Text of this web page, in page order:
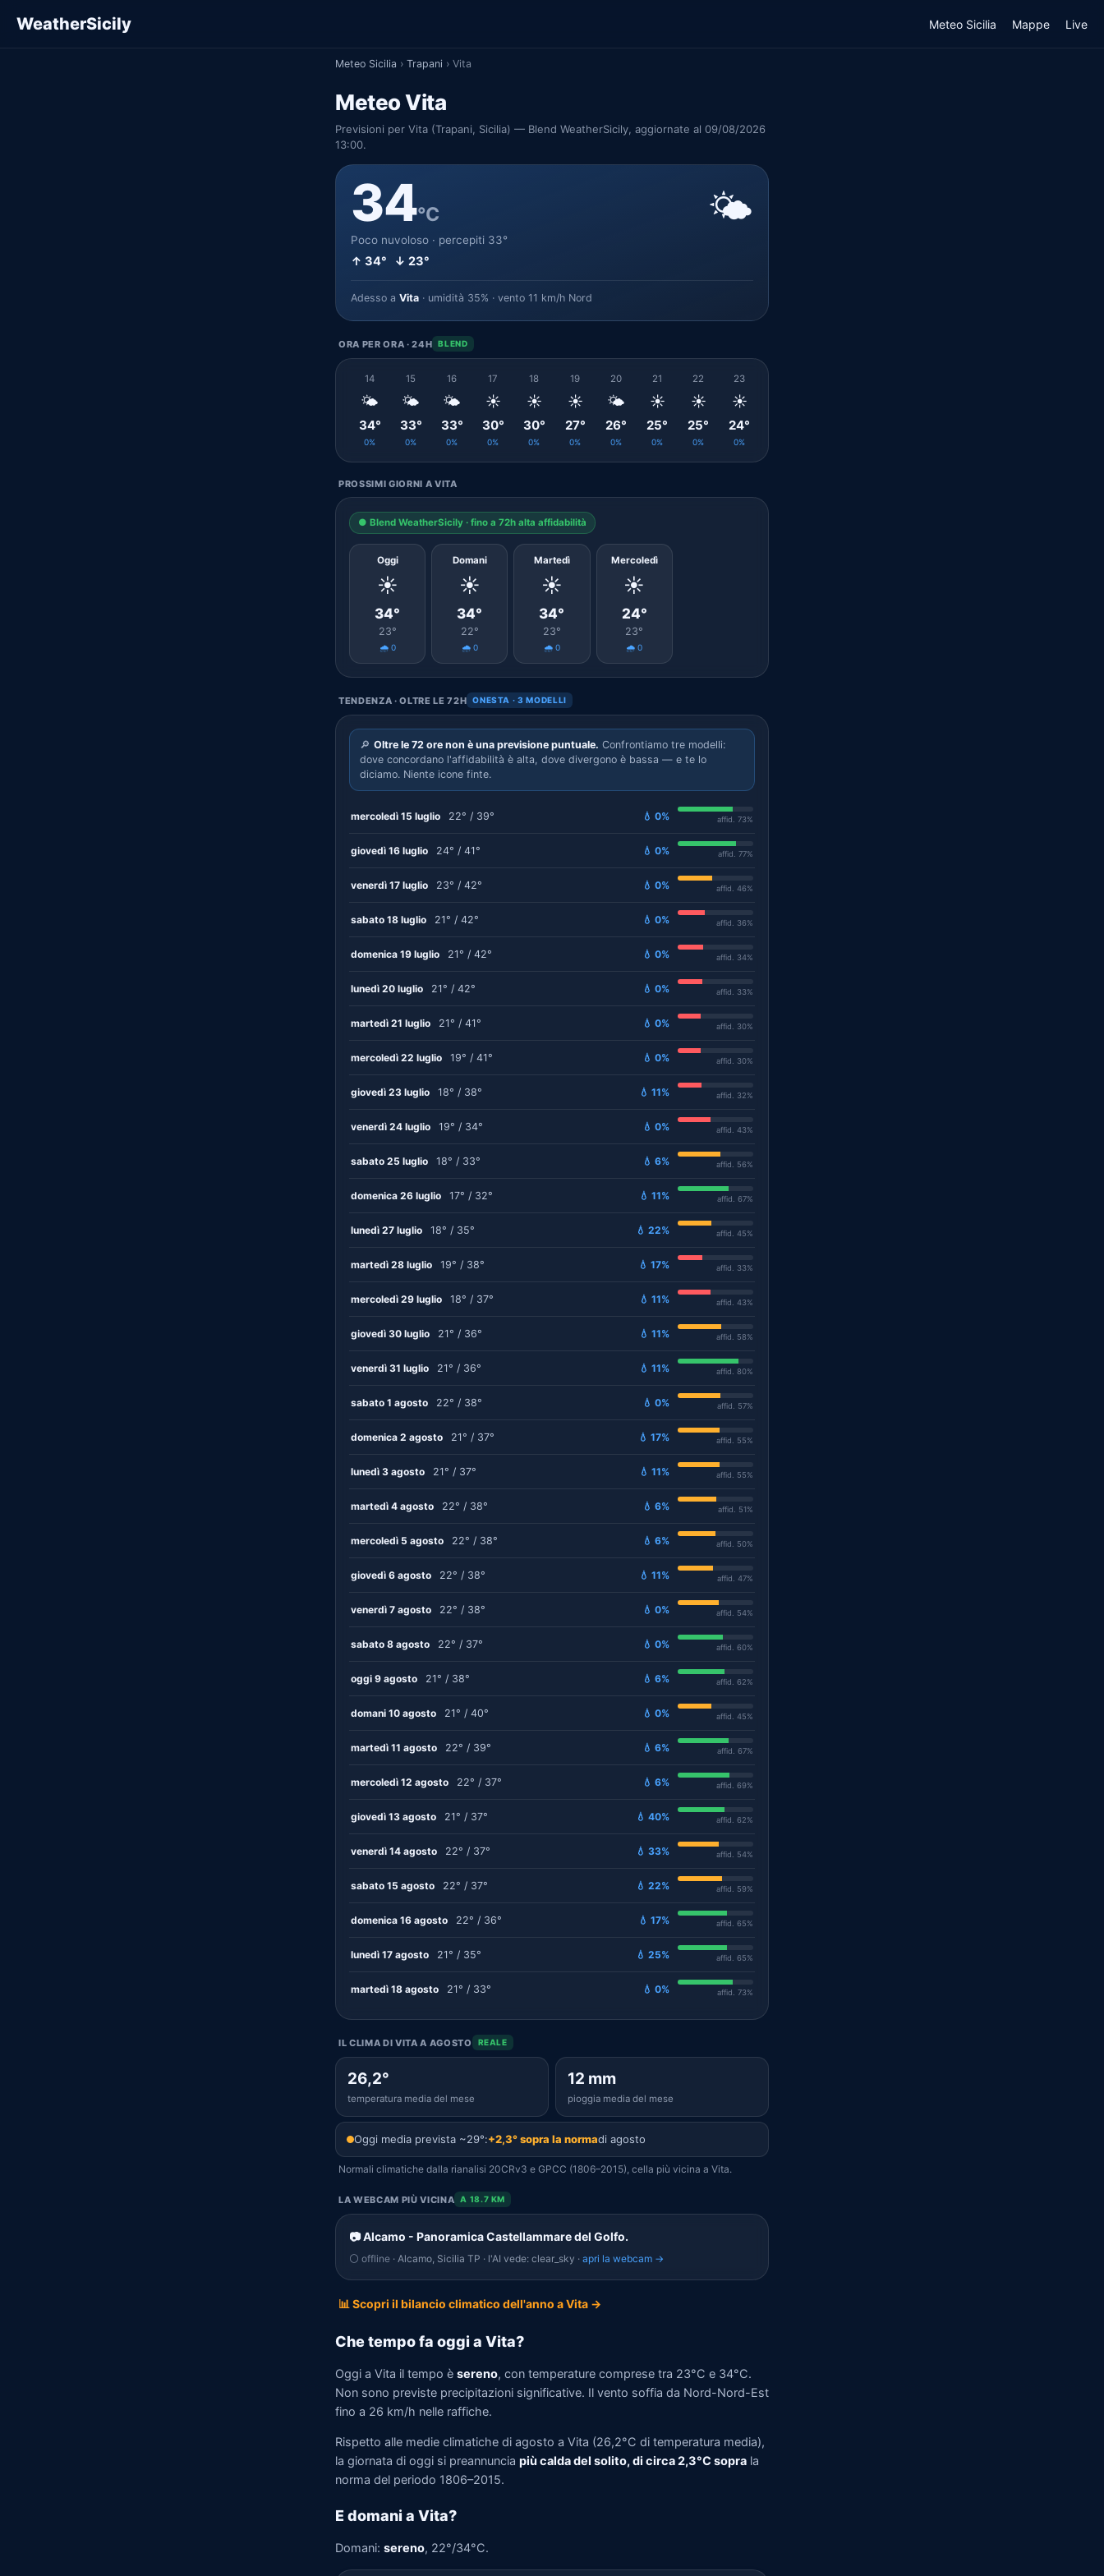
WeatherSicily Meteo Sicilia Mappe Live
Meteo Sicilia › Trapani › Vita
Meteo Vita
Previsioni per Vita (Trapani, Sicilia) — Blend WeatherSicily, aggiornate al 09/08/2026
13:00.
34°C
Poco nuvoloso · percepiti 33°
↑ 34° ↓ 23°
🌤️
Adesso a Vita · umidità 35% · vento 11 km/h Nord
ORA PER ORA · 24H BLEND
14
🌤️
34°
0%
15
🌤️
33°
0%
16
🌤️
33°
0%
17
☀️
30°
0%
18
☀️
30°
0%
19
☀️
27°
0%
20
🌤️
26°
0%
21
☀️
25°
0%
22
☀️
25°
0%
23
☀️
24°
0%
PROSSIMI GIORNI A VITA
● Blend WeatherSicily · fino a 72h alta affidabilità
Oggi
☀️
34°
23°
🌧️ 0
Domani
☀️
34°
22°
🌧️ 0
Martedì
☀️
34°
23°
🌧️ 0
Mercoledì
☀️
24°
23°
🌧️ 0
TENDENZA · OLTRE LE 72H ONESTA · 3 MODELLI
🔎 Oltre le 72 ore non è una previsione puntuale. Confrontiamo tre modelli:
dove concordano l'affidabilità è alta, dove divergono è bassa — e te lo
diciamo. Niente icone finte.
mercoledì 15 luglio 22° / 39° 💧 0% affid. 73%
giovedì 16 luglio 24° / 41° 💧 0% affid. 77%
venerdì 17 luglio 23° / 42° 💧 0% affid. 46%
sabato 18 luglio 21° / 42° 💧 0% affid. 36%
domenica 19 luglio 21° / 42° 💧 0% affid. 34%
lunedì 20 luglio 21° / 42° 💧 0% affid. 33%
martedì 21 luglio 21° / 41° 💧 0% affid. 30%
mercoledì 22 luglio 19° / 41° 💧 0% affid. 30%
giovedì 23 luglio 18° / 38° 💧 11% affid. 32%
venerdì 24 luglio 19° / 34° 💧 0% affid. 43%
sabato 25 luglio 18° / 33° 💧 6% affid. 56%
domenica 26 luglio 17° / 32° 💧 11% affid. 67%
lunedì 27 luglio 18° / 35° 💧 22% affid. 45%
martedì 28 luglio 19° / 38° 💧 17% affid. 33%
mercoledì 29 luglio 18° / 37° 💧 11% affid. 43%
giovedì 30 luglio 21° / 36° 💧 11% affid. 58%
venerdì 31 luglio 21° / 36° 💧 11% affid. 80%
sabato 1 agosto 22° / 38° 💧 0% affid. 57%
domenica 2 agosto 21° / 37° 💧 17% affid. 55%
lunedì 3 agosto 21° / 37° 💧 11% affid. 55%
martedì 4 agosto 22° / 38° 💧 6% affid. 51%
mercoledì 5 agosto 22° / 38° 💧 6% affid. 50%
giovedì 6 agosto 22° / 38° 💧 11% affid. 47%
venerdì 7 agosto 22° / 38° 💧 0% affid. 54%
sabato 8 agosto 22° / 37° 💧 0% affid. 60%
oggi 9 agosto 21° / 38° 💧 6% affid. 62%
domani 10 agosto 21° / 40° 💧 0% affid. 45%
martedì 11 agosto 22° / 39° 💧 6% affid. 67%
mercoledì 12 agosto 22° / 37° 💧 6% affid. 69%
giovedì 13 agosto 21° / 37° 💧 40% affid. 62%
venerdì 14 agosto 22° / 37° 💧 33% affid. 54%
sabato 15 agosto 22° / 37° 💧 22% affid. 59%
domenica 16 agosto 22° / 36° 💧 17% affid. 65%
lunedì 17 agosto 21° / 35° 💧 25% affid. 65%
martedì 18 agosto 21° / 33° 💧 0% affid. 73%
IL CLIMA DI VITA A AGOSTO REALE
26,2°
temperatura media del mese
12 mm
pioggia media del mese
Oggi media prevista ~29°:+2,3° sopra la normadi agosto
Normali climatiche dalla rianalisi 20CRv3 e GPCC (1806–2015), cella più vicina a Vita.
LA WEBCAM PIÙ VICINA A 18.7 KM
📷 Alcamo - Panoramica Castellammare del Golfo.
⚪ offline · Alcamo, Sicilia TP · l'AI vede: clear_sky · apri la webcam →
📊 Scopri il bilancio climatico dell'anno a Vita →
Che tempo fa oggi a Vita?
Oggi a Vita il tempo è sereno, con temperature comprese tra 23°C e 34°C.
Non sono previste precipitazioni significative. Il vento soffia da Nord-Nord-Est
fino a 26 km/h nelle raffiche.
Rispetto alle medie climatiche di agosto a Vita (26,2°C di temperatura media),
la giornata di oggi si preannuncia più calda del solito, di circa 2,3°C sopra la
norma del periodo 1806–2015.
E domani a Vita?
Domani: sereno, 22°/34°C.